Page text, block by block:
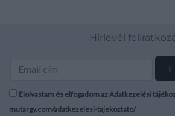
Hírlevél
Elolvastam és elfogadom az Adatkezelési
mutargy.com/adatkezelesi-tajekoztato/